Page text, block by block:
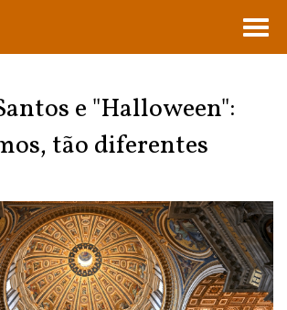
e "Halloween":
tão diferentes